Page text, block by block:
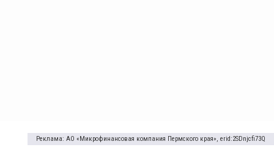
Реклама: АО «Микрофинансовая компания Пермского края», erid:2SDnjcfi73Q